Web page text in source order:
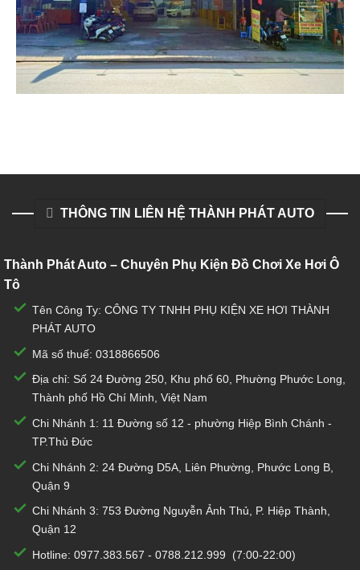
THÔNG TIN LIÊN HỆ THÀNH PHÁT AUTO
Thành Phát Auto – Chuyên Phụ Kiện Đồ Chơi Xe Hơi Ô
Tô
Tên Công Ty: CÔNG TY TNHH PHỤ KIỆN XE HƠI THÀNH
PHÁT AUTO
Mã số thuế: 0318866506
Địa chỉ: Số 24 Đường 250, Khu phố 60, Phường Phước Long,
Thành phố Hồ Chí Minh, Việt Nam
Chi Nhánh 1: 11 Đường số 12 - phường Hiệp Bình Chánh -
TP.Thủ Đức
Chi Nhánh 2: 24 Đường D5A, Liên Phường, Phước Long B,
Quận 9
Chi Nhánh 3: 753 Đường Nguyễn Ảnh Thủ, P. Hiệp Thành,
Quận 12
Hotline: 0977.383.567 - 0788.212.999 (7:00-22:00)